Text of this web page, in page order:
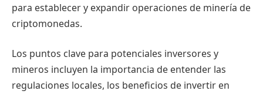
para establecer y expandir operaciones de minería de
criptomonedas.
Los puntos clave para potenciales inversores y
mineros incluyen la importancia de entender las
regulaciones locales, los beneficios de invertir en